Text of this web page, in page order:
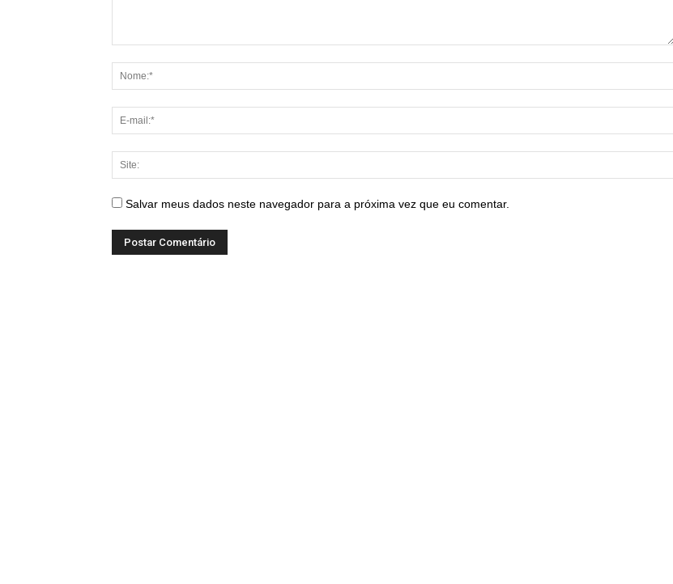
Salvar meus dados neste navegador para a próxima vez que eu comentar.